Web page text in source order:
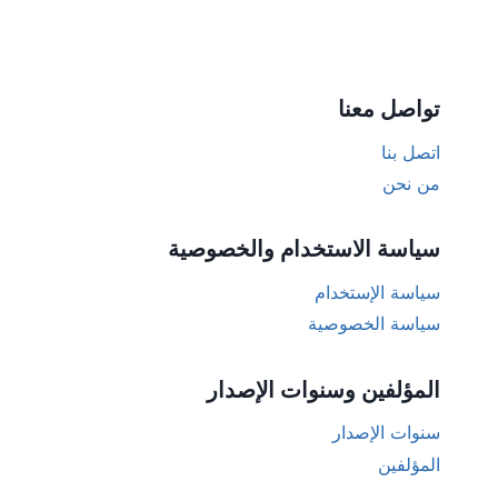
تواصل معنا
اتصل بنا
من نحن
سياسة الاستخدام والخصوصية
سياسة الإستخدام
سياسة الخصوصية
المؤلفين وسنوات الإصدار
سنوات الإصدار
المؤلفين